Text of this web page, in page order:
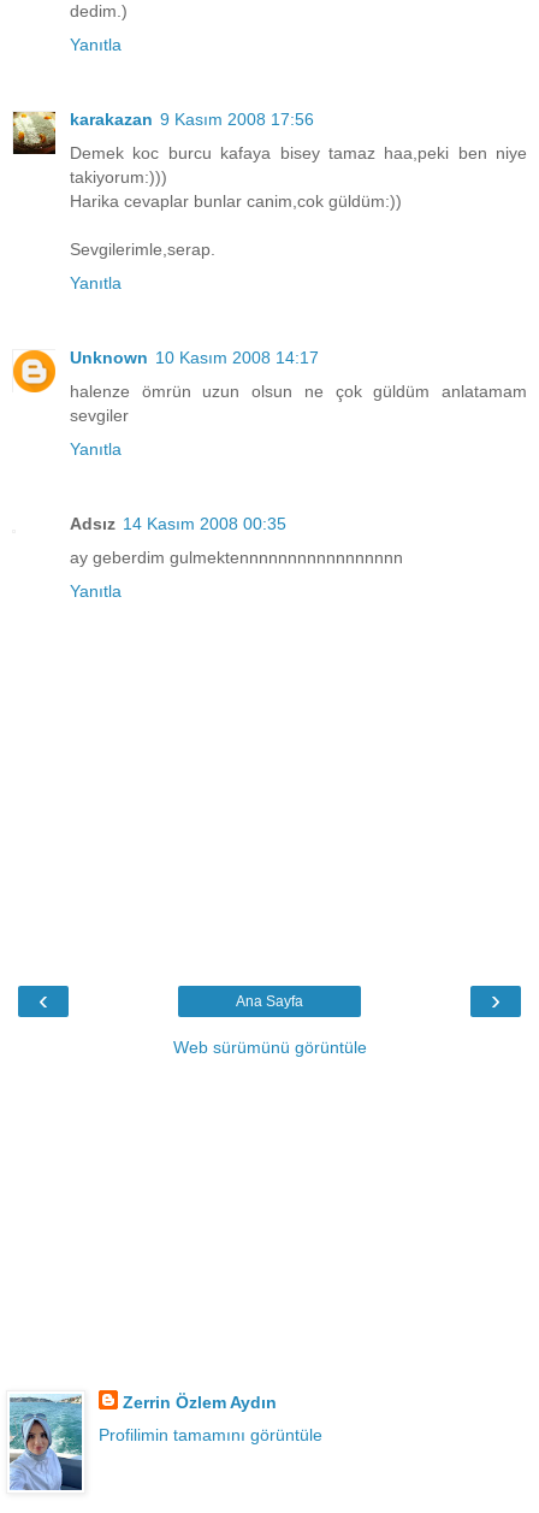
dedim.)
Yanıtla
karakazan 9 Kasım 2008 17:56
Demek koc burcu kafaya bisey tamaz haa,peki ben niye
takiyorum:)))
Harika cevaplar bunlar canim,cok güldüm:))
Sevgilerimle,serap.
Yanıtla
Unknown 10 Kasım 2008 14:17
halenze ömrün uzun olsun ne çok güldüm anlatamam
sevgiler
Yanıtla
Adsız 14 Kasım 2008 00:35
ay geberdim gulmektennnnnnnnnnnnnnnnn
Yanıtla
‹ ›
Ana Sayfa
Web sürümünü görüntüle
Zerrin Özlem Aydın
Profilimin tamamını görüntüle